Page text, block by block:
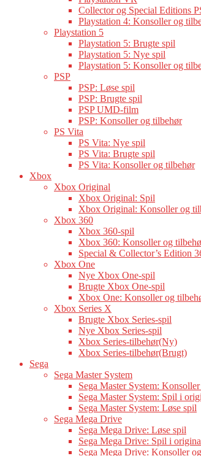
Collector og Special Editions
Playstation 4: Konsoller og
Playstation 5
Playstation 5: Brugte spil
Playstation 5: Nye spil
Playstation 5: Konsoller og
PSP
PSP: Løse spil
PSP: Brugte spil
PSP UMD-film
PSP: Konsoller og tilbehør
PS Vita
PS Vita: Nye spil
PS Vita: Brugte spil
PS Vita: Konsoller og tilbehør
Xbox
Xbox Original
Xbox Original: Spil
Xbox Original: Konsoller og
Xbox 360
Xbox 360-spil
Xbox 360: Konsoller og
Special & Collector’s Edition
Xbox One
Nye Xbox One-spil
Brugte Xbox One-spil
Xbox One: Konsoller og
Xbox Series X
Brugte Xbox Series-spil
Nye Xbox Series-spil
Xbox Series-tilbehør(Ny)
Xbox Series-tilbehør(Brugt)
Sega
Sega Master System
Sega Master System:
Sega Master System: Spil i
Sega Master System: Løse spil
Sega Mega Drive
Sega Mega Drive: Løse spil
Sega Mega Drive: Spil i
Sega Mega Drive: Konsoller